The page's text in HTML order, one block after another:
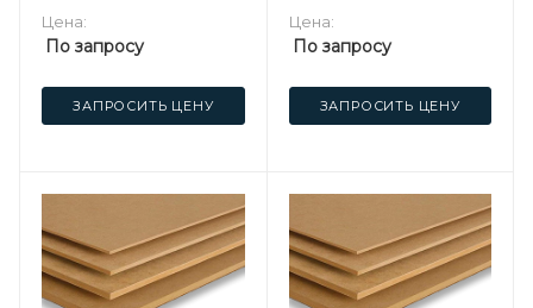
Цена:
По запросу
ЗАПРОСИТЬ ЦЕНУ
Цена:
По запросу
ЗАПРОСИТЬ ЦЕНУ